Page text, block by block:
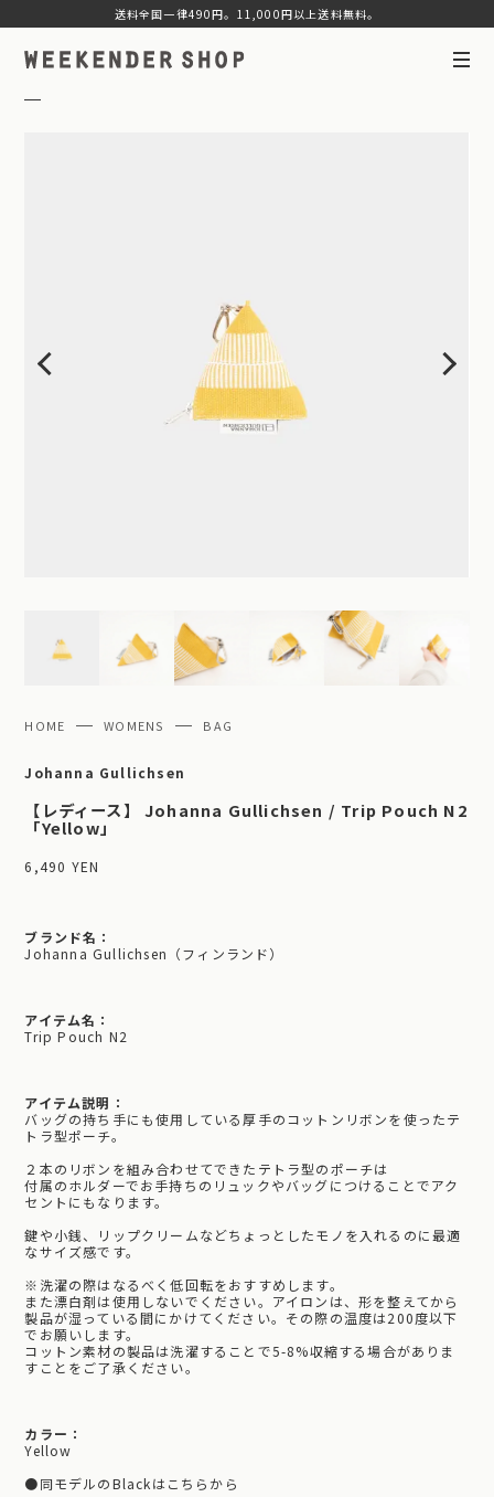
HOME WOMENS BAG
Johanna Gullichsen
【レディース】 Johanna Gullichsen / Trip Pouch N2
「Yellow」
6,490 YEN
ブランド名：
Johanna Gullichsen（フィンランド）
アイテム名：
Trip Pouch N2
アイテム説明：
バッグの持ち手にも使用している厚手のコットンリボンを使ったテ
トラ型ポーチ。
２本のリボンを組み合わせてできたテトラ型のポーチは
付属のホルダーでお手持ちのリュックやバッグにつけることでアク
セントにもなります。
鍵や小銭、リップクリームなどちょっとしたモノを入れるのに最適
なサイズ感です。
※洗濯の際はなるべく低回転をおすすめします。
また漂白剤は使用しないでください。アイロンは、形を整えてから
製品が湿っている間にかけてください。その際の温度は200度以下
でお願いします。
コットン素材の製品は洗濯することで5-8%収縮する場合がありま
すことをご了承ください。
カラー：
Yellow
●同モデルのBlackはこちらから
送料全国一律490円。11,000円以上送料無料。